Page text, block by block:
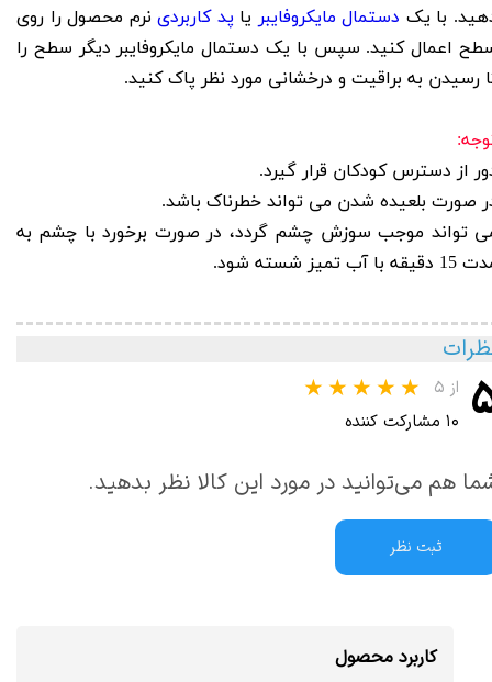
. با یک دستمال مایکروفایبر یا پد کاربردینرم محصول را روی
اعمال کنید. سپس با یک دستمال مایکروفایبر دیگر سطح را
رسیدن به براقیت و درخشانی مورد نظر پاک کنید.
:
از دسترس کودکان قرار گیرد.
صورت بلعیده شدن می تواند خطرناک باشد.
تواند موجب سوزش چشم گردد، در صورت برخورد با چشم به
با آب تمیز شسته شود.
از ۵
۱۰ مشارکت کننده
هم می‌توانید در مورد این کالا نظر بدهید.
ثبت نظر
کاربرد محصول